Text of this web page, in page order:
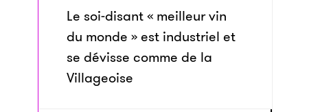
Le soi-disant « meilleur vin
du monde » est industriel et
se dévisse comme de la
Villageoise